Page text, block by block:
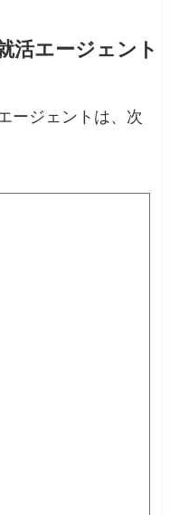
活エージェント
ージェントは、次